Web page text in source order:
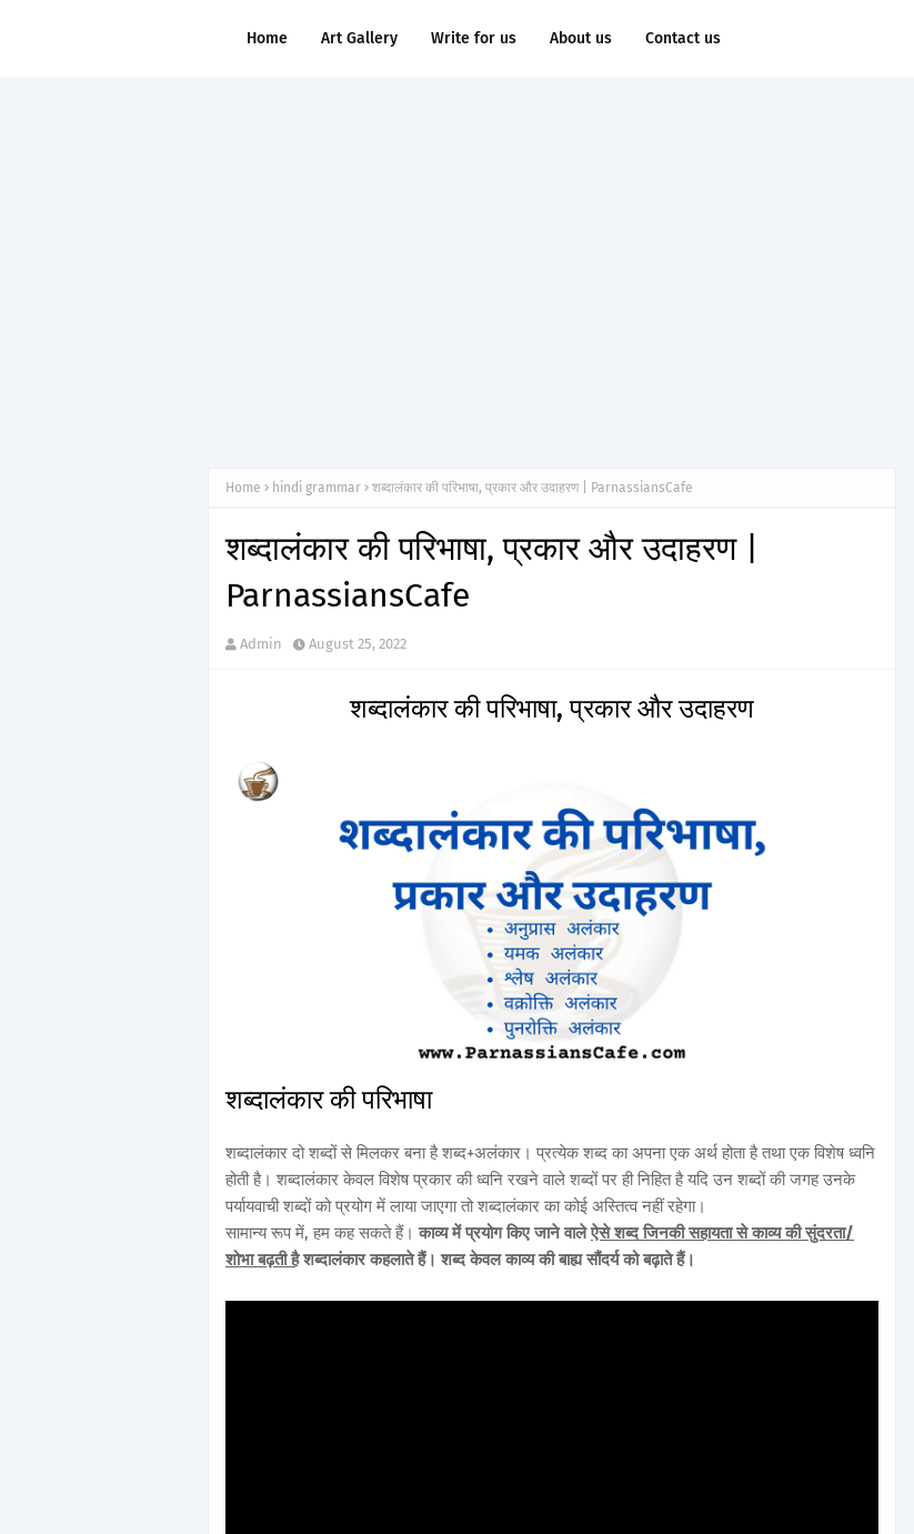
Home Art Gallery Write for us About us Contact us
Home hindi grammar शब्दालंकार की परिभाषा, प्रकार और उदाहरण | ParnassiansCafe
शब्दालंकार की परिभाषा, प्रकार और उदाहरण |
ParnassiansCafe
Admin August 25, 2022
शब्दालंकार की परिभाषा, प्रकार और उदाहरण
शब्दालंकार की परिभाषा
शब्दालंकार दो शब्दों से मिलकर बना है शब्द+अलंकार। प्रत्येक शब्द का अपना एक अर्थ होता है तथा एक विशेष ध्वनि
होती है। शब्दालंकार केवल विशेष प्रकार की ध्वनि रखने वाले शब्दों पर ही निहित है यदि उन शब्दों की जगह उनके
पर्यायवाची शब्दों को प्रयोग में लाया जाएगा तो शब्दालंकार का कोई अस्तित्व नहीं रहेगा।
सामान्य रूप में, हम कह सकते हैं। काव्य में प्रयोग किए जाने वालेऐसे शब्द जिनकी सहायता से काव्य की सुंदरता/
शोभा बढ़ती हैशब्दालंकार कहलाते हैं। शब्द केवल काव्य की बाह्य सौंदर्य को बढ़ाते हैं।